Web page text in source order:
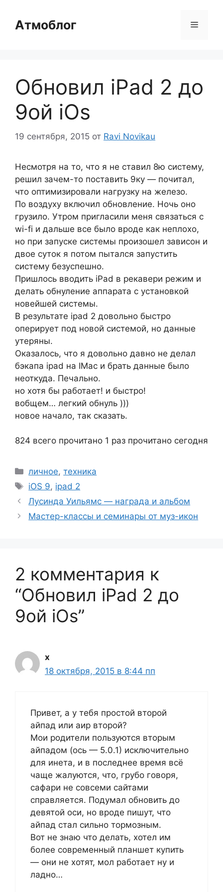
содержимому
Атмоблог Меню
Обновил iPad 2 до
9ой iOs
19 сентября, 2015 от Ravi Novikau
Несмотря на то, что я не ставил 8ю систему,
решил зачем-то поставить 9ку — почитал,
что оптимизировали нагрузку на железо.
По воздуху включил обновление. Ночь оно
грузило. Утром пригласили меня связаться с
wi-fi и дальше все было вроде как неплохо,
но при запуске системы произошел зависон и
двое суток я потом пытался запустить
систему безуспешно.
Пришлось вводить iPad в рекавери режим и
делать обнуление аппарата с установкой
новейшей системы.
В результате ipad 2 довольно быстро
оперирует под новой системой, но данные
утеряны.
Оказалось, что я довольно давно не делал
бэкапа ipad на IMac и брать данные было
неоткуда. Печально.
но хотя бы работает! и быстро!
вобщем… легкий обнуль )))
новое начало, так сказать.
824 всего прочитано 1 раз прочитано сегодня
Рубрики
личное,техника
Метки
iOS 9, ipad 2
Лусинда Уильямс — награда и альбом
Мастер-классы и семинары от муз-икон
2 комментария к
“Обновил iPad 2 до
9ой iOs”
x
18 октября, 2015 в 8:44 пп
Привет, а у тебя простой второй
айпад или аир второй?
Мои родители пользуются вторым
айпадом (ось — 5.0.1) исключительно
для инета, и в последнее время всё
чаще жалуются, что, грубо говоря,
сафари не совсеми сайтами
справляется. Подумал обновить до
девятой оси, но вроде пишут, что
айпад стал сильно тормозным.
Вот не знаю что делать, хотел им
более современный планшет купить
— они не хотят, мол работает ну и
ладно…